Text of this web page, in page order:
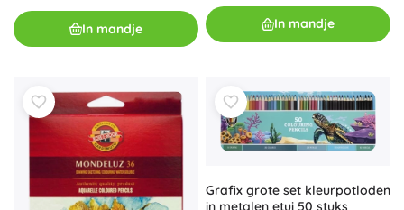
In mandje In mandje
Grafix grote set kleurpotloden
in metalen etui 50 stuks